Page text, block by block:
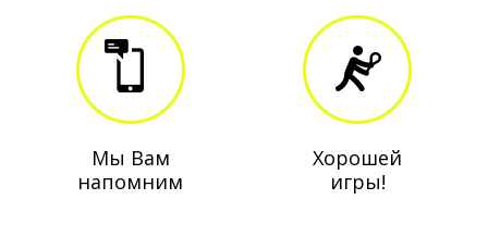
Мы Вам
напомним
Хорошей
игры!